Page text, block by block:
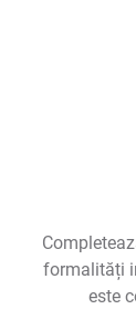
formalități
este